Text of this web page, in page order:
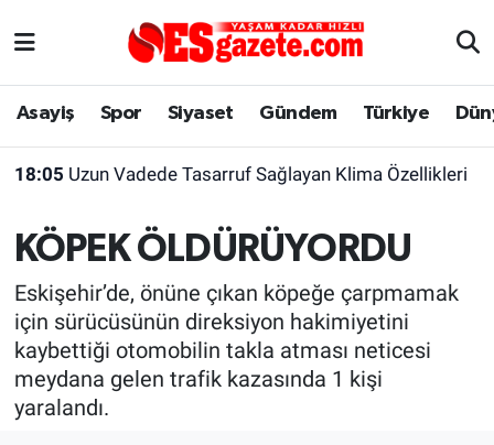
Asayiş Spor Siyaset Gündem Türkiye
18:05 Uzun Vadede Tasarruf Sağlayan Klima Özellikleri
KÖPEK ÖLDÜRÜYORDU
Eskişehir’de, önüne çıkan köpeğe çarpmamak
için sürücüsünün direksiyon hakimiyetini
kaybettiği otomobilin takla atması neticesi
meydana gelen trafik kazasında 1 kişi
yaralandı.
Asayiş
Gündem
Türkiye
Dünya
Sağlık
Yaşam
Eskişehirspor Arşivi
Eskişehir Arşivi
Röportaj
Ekonomi
Eskişehir Nöbetçi Eczaneler
Süper Lig Puan Durumu ve Fikstür
Tüm Manşetler
Son Dakika Haberleri
Haber Arşivi